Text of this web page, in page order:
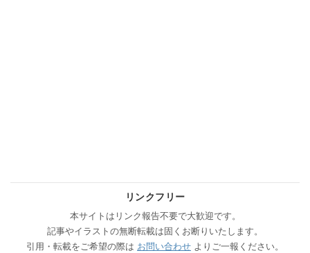
リンクフリー
本サイトはリンク報告不要で大歓迎です。
記事やイラストの無断転載は固くお断りいたします。
引用・転載をご希望の際は お問い合わせ よりご一報ください。